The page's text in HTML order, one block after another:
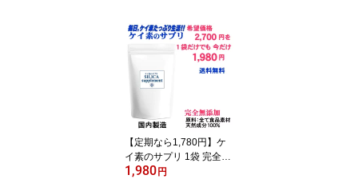
【定期なら1,780円】ケ
イ素のサプリ 1袋 完全無
添加サプリメントで毎日
1,980 円